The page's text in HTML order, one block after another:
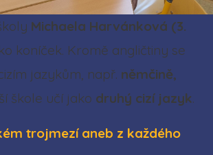
Michaela Harvánková (3.
koníček. Kromě angličtiny se
jazykům, např. němčině,
škole učí jako druhý cizí jazyk.